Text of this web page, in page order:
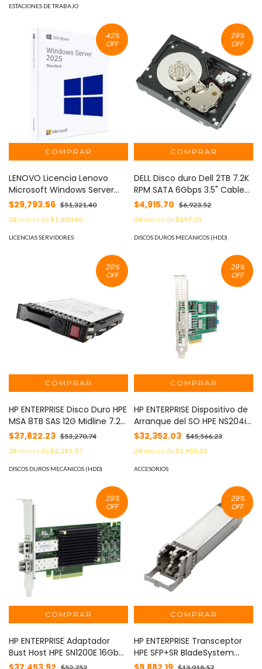
NVIDIA RTX 500 MOD:
ESTACIONES DE TRABAJO
42%
OFF
LENOVO Licencia Lenovo
Microsoft Windows Server
2025 Standard ROK (16 Core)
Multilenguaje MOD:
7S1S0009WW
$29,793.56 $51,321.40
24meses de$1,800.40
LICENCIAS SERVIDORES
29%
OFF
DELL Disco duro Dell 2TB 7.2K
RPM SATA 6Gbps 3.5" Cable
No Incluye Portador
Compatible con Servidor
T150 MOD: 400-AUST
$4,915.70 $6,923.52
24meses de$297.05
DISCOS DUROS MECÁNICOS (HDD)
29%
OFF
HP ENTERPRISE Disco Duro HPE
MSA 8TB SAS 12G Midline 7.2K
LFF (3.5in) M2 1 Year
Warranty HDD MOD: R0Q59A
$37,822.23 $53,270.74
24meses de$2,285.57
DISCOS DUROS MECÁNICOS (HDD)
29%
OFF
HP ENTERPRISE Dispositivo de
Arranque del SO HPE NS204i-
p x2 lanes NVMe PCIe3 x8
MOD: P12965-B21
$32,352.03 $45,566.23
24meses de$1,955.01
ACCESORIOS
29%
OFF
HP ENTERPRISE Adaptador
Bust Host HPE SN1200E 16Gb
Puerto Doble FC MOD:
29%
OFF
HP ENTERPRISE Transceptor
HPE SFP+SR BladeSystem
Clase C 10 Gb MOD: 455883-